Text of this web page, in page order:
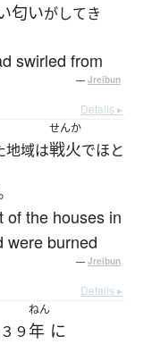
匂いがしてき
swirled from
— Jreibun
Details ▸
地域は
せんか
戦火でほと
of the houses in
were burned
— Jreibun
Details ▸
９
ねん
年 に